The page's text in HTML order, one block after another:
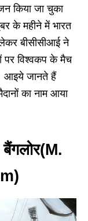
किया जा चुका
के महीने में भारत
बीसीसीआई ने
पर विश्वकप के मैच
आइये जानते हैं
का नाम आया
बैंगलोर(M.